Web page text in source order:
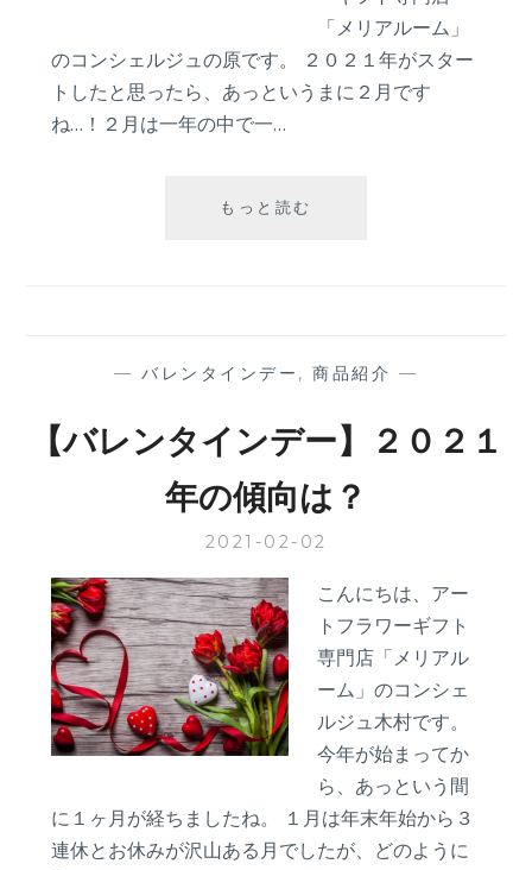
「メリアルーム」
のコンシェルジュの原です。 ２０２１年がスター
トしたと思ったら、あっというまに２月です
ね…！２月は一年の中で一…
もっと読む
ー
い
が
オ
ス
メ？
— バレンタインデー , 商品紹介 —
【バレンタインデー】２０２１
年の傾向は？
2021-02-02
こんにちは、アー
トフラワーギフト
専門店「メリアル
ーム」のコンシェ
ルジュ木村です。
今年が始まってか
ら、あっという間
に１ヶ月が経ちましたね。 １月は年末年始から３
連休とお休みが沢山ある月でしたが、どのように